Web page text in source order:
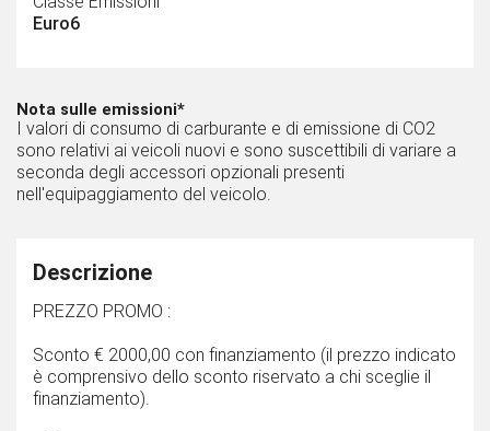
Euro6
Nota sulle emissioni*
I valori di consumo di carburante e di emissione di CO2
sono relativi ai veicoli nuovi e sono suscettibili di variare a
seconda degli accessori opzionali presenti
nell'equipaggiamento del veicolo.
Descrizione
PREZZO PROMO :
Sconto € 2000,00 con finanziamento (il prezzo indicato
è comprensivo dello sconto riservato a chi sceglie il
finanziamento).